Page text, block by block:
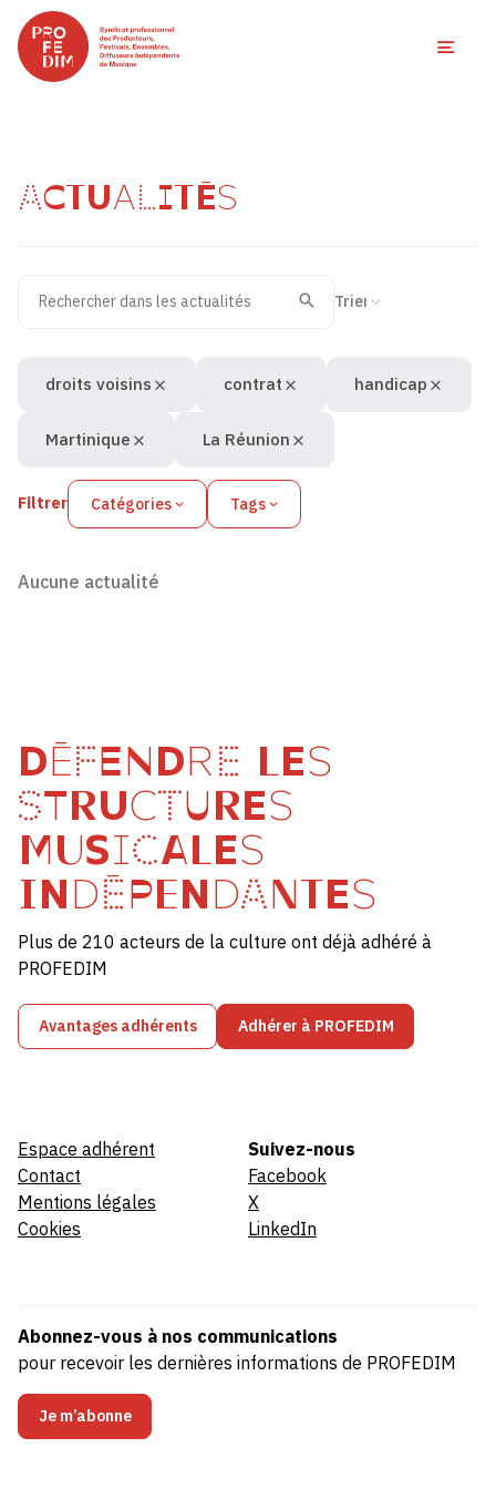
ACTUALITÉS
Recherche
Valider
Filtrer Catégories Tags
droits voisins contrat handicap
Martinique La Réunion
Aucune actualité
DÉFENDRE LES
STRUCTURES
MUSICALES
INDÉPENDANTES
Plus de 210 acteurs de la culture ont déjà adhéré à
PROFEDIM
Avantages adhérents Adhérer à PROFEDIM
Espace adhérent
Contact
Mentions légales
Cookies
Suivez-nous
Facebook
X
LinkedIn
Abonnez-vous à nos communications
pour recevoir les dernières informations de PROFEDIM
Je m’abonne